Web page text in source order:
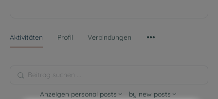
Aktivitäten Profil Verbindungen
Beitrag
Anzeigen personal posts by new posts